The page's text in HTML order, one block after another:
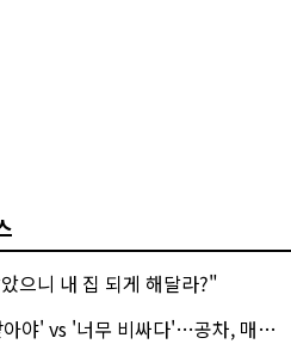
으니 내 집 되게 해달라?"
' vs '너무 비싸다'…공차, 매각 성공할까